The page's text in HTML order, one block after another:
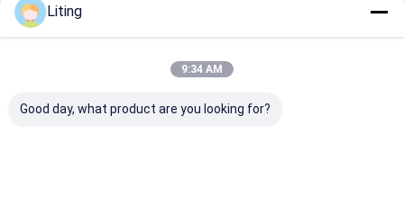
Liting
9:34 AM
Good day, what product are you looking for?